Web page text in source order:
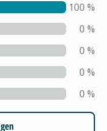
100 %
0 %
0 %
0 %
0 %